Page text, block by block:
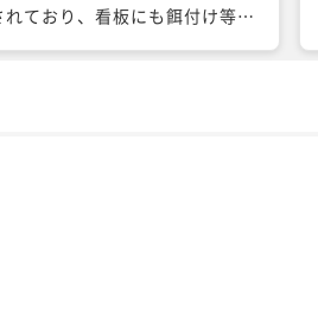
ており、看板にも餌付け等し
起が貼られていたため ちゃん